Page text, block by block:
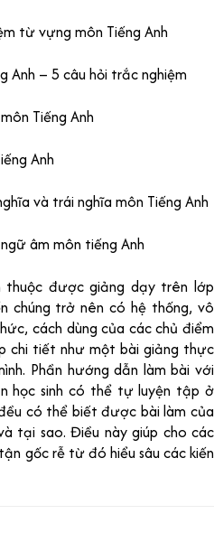
từ vựng môn Tiếng Anh
Anh – 5 câu hỏi trắc nghiệm
Tiếng Anh
Anh
và trái nghĩa môn Tiếng Anh
âm môn tiếng Anh
thuộc được giảng dạy trên lớp
chúng trở nên có hệ thống, vô
cách dùng của các chủ điểm
chi tiết như một bài giảng thực
Phần hướng dẫn làm bài với
học sinh có thể tự luyện tập ở
có thể biết được bài làm của
tại sao. Điều này giúp cho các
gốc rễ từ đó hiểu sâu các kiến